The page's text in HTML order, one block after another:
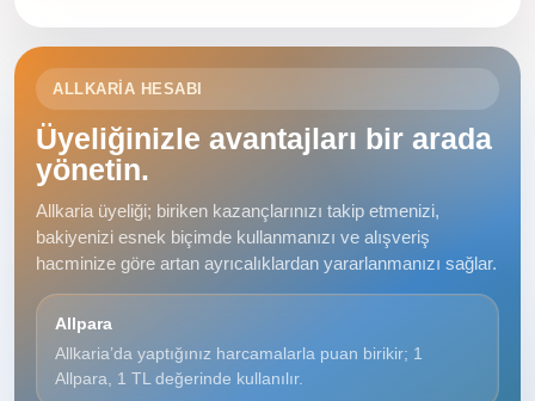
ALLKARIA HESABI
Üyeliğinizle avantajları bir arada
yönetin.
Allkaria üyeliği; biriken kazançlarınızı takip etmenizi,
bakiyenizi esnek biçimde kullanmanızı ve alışveriş
hacminize göre artan ayrıcalıklardan yararlanmanızı sağlar.
Allpara
Allkaria’da yaptığınız harcamalarla puan birikir; 1
Allpara, 1 TL değerinde kullanılır.